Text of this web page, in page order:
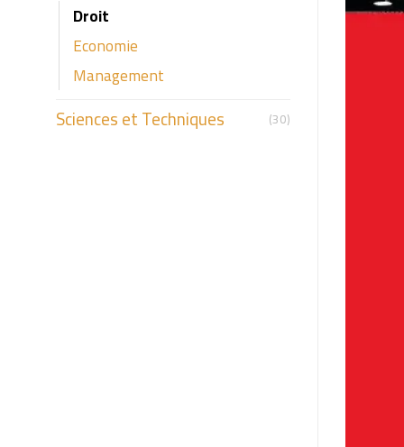
Droit
Economie
Management
Sciences et Techniques (30)